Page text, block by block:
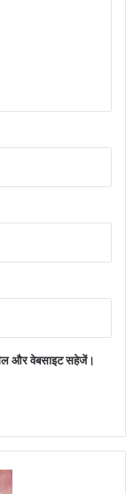
और वेबसाइट सहेजें।